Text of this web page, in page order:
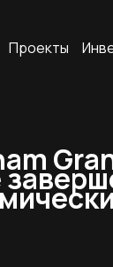
Проекты